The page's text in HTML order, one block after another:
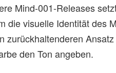
Mind-001-Releases
die visuelle Identität des
zurückhaltenderen
den Ton angeben.